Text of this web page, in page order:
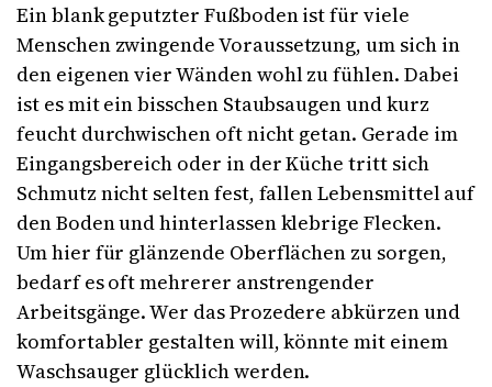
Ein blank geputzter Fußboden ist für viele
Menschen zwingende Voraussetzung, um sich in
den eigenen vier Wänden wohl zu fühlen. Dabei
ist es mit ein bisschen Staubsaugen und kurz
feucht durchwischen oft nicht getan. Gerade im
Eingangsbereich oder in der Küche tritt sich
Schmutz nicht selten fest, fallen Lebensmittel auf
den Boden und hinterlassen klebrige Flecken.
Um hier für glänzende Oberflächen zu sorgen,
bedarf es oft mehrerer anstrengender
Arbeitsgänge. Wer das Prozedere abkürzen und
komfortabler gestalten will, könnte mit einem
Waschsauger glücklich werden.